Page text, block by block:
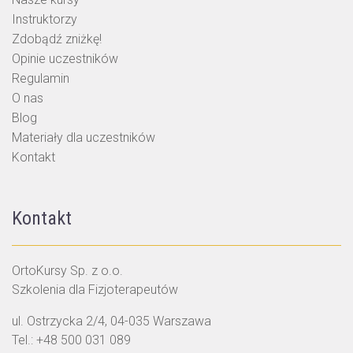
Instruktorzy
Zdobądź zniżkę!
Opinie uczestników
Regulamin
O nas
Blog
Materiały dla uczestników
Kontakt
Kontakt
OrtoKursy Sp. z o.o.
Szkolenia dla Fizjoterapeutów
ul. Ostrzycka 2/4, 04-035 Warszawa
Tel.: +48 500 031 089